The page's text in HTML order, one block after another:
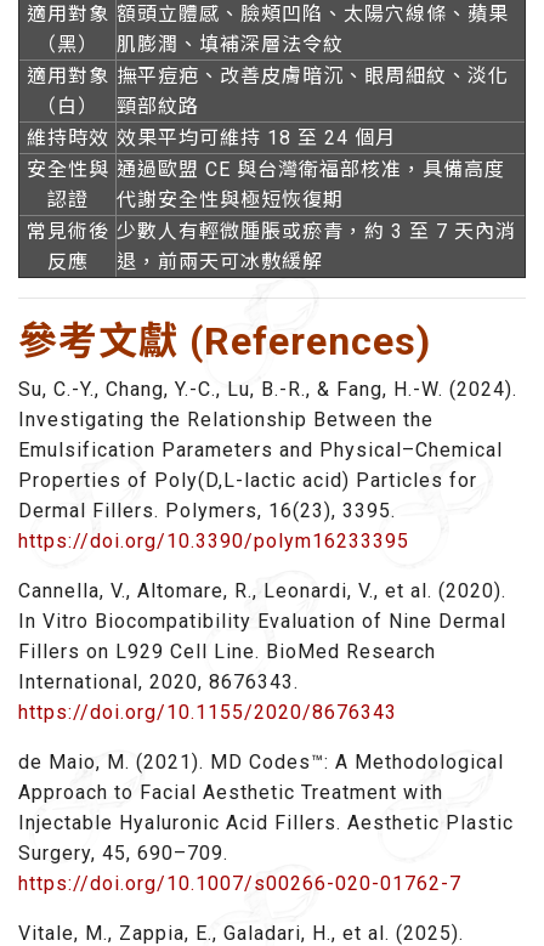
適用對象
（黑）
額頭立體感、臉頰凹陷、太陽穴線條、蘋果
肌膨潤、填補深層法令紋
適用對象
（白）
撫平痘疤、改善皮膚暗沉、眼周細紋、淡化
頸部紋路
維持時效 效果平均可維持 18 至 24 個月
安全性與
認證
通過歐盟 CE 與台灣衛福部核准，具備高度
代謝安全性與極短恢復期
常見術後
反應
少數人有輕微腫脹或瘀青，約 3 至 7 天內消
退，前兩天可冰敷緩解
參考文獻 (References)
Su, C.-Y., Chang, Y.-C., Lu, B.-R., & Fang, H.-W. (2024).
Investigating the Relationship Between the
Emulsification Parameters and Physical–Chemical
Properties of Poly(D,L-lactic acid) Particles for
Dermal Fillers. Polymers, 16(23), 3395.
https://doi.org/10.3390/polym16233395
Cannella, V., Altomare, R., Leonardi, V., et al. (2020).
In Vitro Biocompatibility Evaluation of Nine Dermal
Fillers on L929 Cell Line. BioMed Research
International, 2020, 8676343.
https://doi.org/10.1155/2020/8676343
de Maio, M. (2021). MD Codes™: A Methodological
Approach to Facial Aesthetic Treatment with
Injectable Hyaluronic Acid Fillers. Aesthetic Plastic
Surgery, 45, 690–709.
https://doi.org/10.1007/s00266-020-01762-7
Vitale, M., Zappia, E., Galadari, H., et al. (2025).